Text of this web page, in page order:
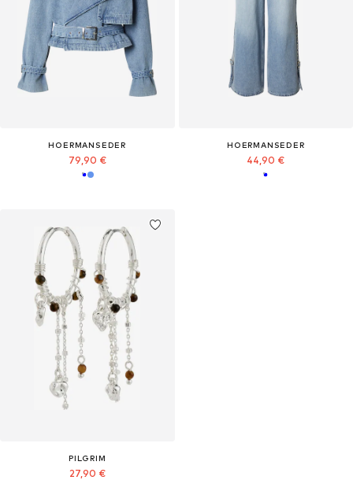
HOERMANSEDER
79,90 €
HOERMANSEDER
44,90 €
PILGRIM
27,90 €